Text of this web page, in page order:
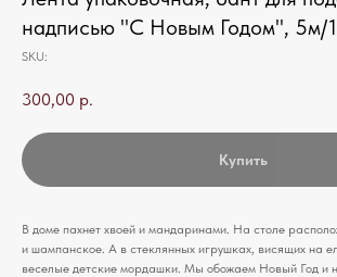
надписью "С Новым Годом", 5м/
SKU:
300,00 р.
Купить
В доме пахнет хвоей и мандаринами. На столе
и шампанское. А в стеклянных игрушках, висящих на
веселые детские мордашки. Мы обожаем Новый Год и